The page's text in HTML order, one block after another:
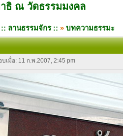
ธิ ณ วัดธรรมมงคล
:: ลานธรรมจักร :: » บทความธรรมะ
บเมื่อ: 11 ก.พ.2007, 2:45 pm